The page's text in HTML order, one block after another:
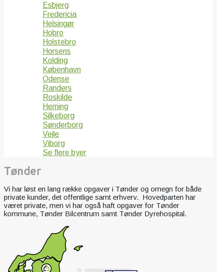
Esbjerg
Fredericia
Helsingør
Hobro
Holstebro
Horsens
Kolding
København
Odense
Randers
Roskilde
Herning
Silkeborg
Sønderborg
Vejle
Viborg
Se flere byer
Tønder
Vi har løst en lang række opgaver i Tønder og omegn for både
private kunder, det offentlige samt erhverv. Hovedparten har
været private, men vi har også haft opgaver for Tønder
kommune, Tønder Bilcentrum samt Tønder Dyrehospital.